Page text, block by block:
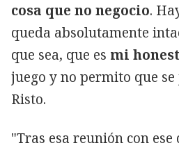
cosa que no negocio.
queda absolutamente
que sea, que es mi
juego y no permito que
Risto.
"Tras esa reunión con